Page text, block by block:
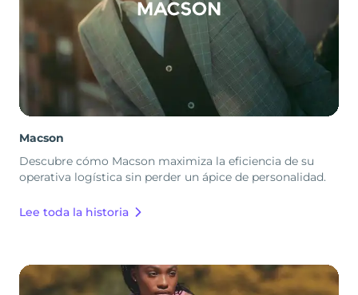
Macson
Descubre cómo Macson maximiza la eficiencia de su
operativa logística sin perder un ápice de personalidad.
Lee toda la historia